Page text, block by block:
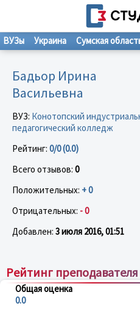
ВУЗы Украина Сумская
Бадьор Ирина
Васильевна
ВУЗ: Конотопский
педагогический колледж
Рейтинг: 0/0 (0.0)
Всего отзывов: 0
Положительных: + 0
Отрицательных: - 0
Добавлен: 3 июля 2016, 01:51
Рейтинг преподавателя
Общая оценка
0.0